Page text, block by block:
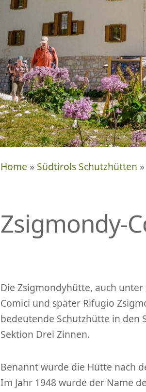
Home » Südtirols Schutzhütten
Zsigmondy-
Die Zsigmondyhütte, auch
Comici und später Rifugio
bedeutende Schutzhütte in den
Sektion Drei Zinnen.
Benannt wurde die Hütte nach
Im Jahr 1948 wurde der Name